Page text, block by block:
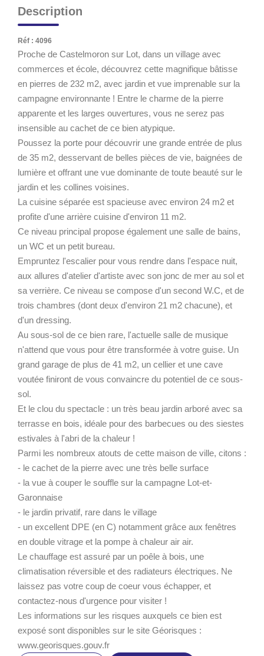
Description
Réf : 4096
Proche de Castelmoron sur Lot, dans un village avec
commerces et école, découvrez cette magnifique bâtisse
en pierres de 232 m2, avec jardin et vue imprenable sur la
campagne environnante ! Entre le charme de la pierre
apparente et les larges ouvertures, vous ne serez pas
insensible au cachet de ce bien atypique.
Poussez la porte pour découvrir une grande entrée de plus
de 35 m2, desservant de belles pièces de vie, baignées de
lumière et offrant une vue dominante de toute beauté sur le
jardin et les collines voisines.
La cuisine séparée est spacieuse avec environ 24 m2 et
profite d'une arrière cuisine d'environ 11 m2.
Ce niveau principal propose également une salle de bains,
un WC et un petit bureau.
Empruntez l'escalier pour vous rendre dans l'espace nuit,
aux allures d'atelier d'artiste avec son jonc de mer au sol et
sa verrière. Ce niveau se compose d'un second W.C, et de
trois chambres (dont deux d'environ 21 m2 chacune), et
d'un dressing.
Au sous-sol de ce bien rare, l'actuelle salle de musique
n'attend que vous pour être transformée à votre guise. Un
grand garage de plus de 41 m2, un cellier et une cave
voutée finiront de vous convaincre du potentiel de ce sous-
sol.
Et le clou du spectacle : un très beau jardin arboré avec sa
terrasse en bois, idéale pour des barbecues ou des siestes
estivales à l'abri de la chaleur !
Parmi les nombreux atouts de cette maison de ville, citons :
- le cachet de la pierre avec une très belle surface
- la vue à couper le souffle sur la campagne Lot-et-
Garonnaise
- le jardin privatif, rare dans le village
- un excellent DPE (en C) notamment grâce aux fenêtres
en double vitrage et la pompe à chaleur air air.
Le chauffage est assuré par un poêle à bois, une
climatisation réversible et des radiateurs électriques. Ne
laissez pas votre coup de coeur vous échapper, et
contactez-nous d'urgence pour visiter !
Les informations sur les risques auxquels ce bien est
exposé sont disponibles sur le site Géorisques :
www.georisques.gouv.fr